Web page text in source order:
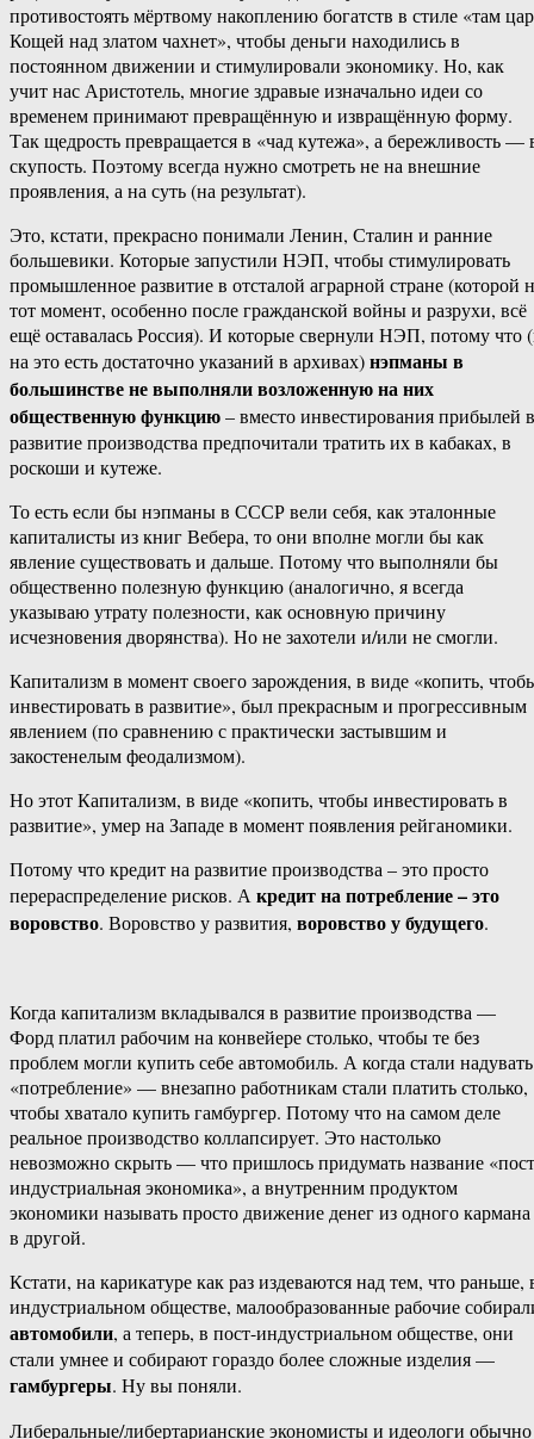
противостоять мёртвому накоплению богатств в стиле «там
Кощей над златом чахнет», чтобы деньги находились в
постоянном движении и стимулировали экономику. Но, как
учит нас Аристотель, многие здравые изначально идеи со
временем принимают превращённую и извращённую форму.
Так щедрость превращается в «чад кутежа», а бережливость —
скупость. Поэтому всегда нужно смотреть не на внешние
проявления, а на суть (на результат).
Это, кстати, прекрасно понимали Ленин, Сталин и ранние
большевики. Которые запустили НЭП, чтобы стимулировать
промышленное развитие в отсталой аграрной стране (которой
тот момент, особенно после гражданской войны и разрухи, всё
ещё оставалась Россия). И которые свернули НЭП, потому что
на это есть достаточно указаний в архивах)нэпманы в
большинстве не выполняли возложенную на них
общественную функцию– вместо инвестирования прибылей в
развитие производства предпочитали тратить их в кабаках, в
роскоши и кутеже.
То есть если бы нэпманы в СССР вели себя, как эталонные
капиталисты из книг Вебера, то они вполне могли бы как
явление существовать и дальше. Потому что выполняли бы
общественно полезную функцию (аналогично, я всегда
указываю утрату полезности, как основную причину
исчезновения дворянства). Но не захотели и/или не смогли.
Капитализм в момент своего зарождения, в виде «копить,
инвестировать в развитие», был прекрасным и прогрессивным
явлением (по сравнению с практически застывшим и
закостенелым феодализмом).
Но этот Капитализм, в виде «копить, чтобы инвестировать в
развитие», умер на Западе в момент появления рейганомики.
Потому что кредит на развитие производства – это просто
перераспределение рисков. Акредит на потребление – это
воровство. Воровство у развития, воровство у будущего.
Когда капитализм вкладывался в развитие производства —
Форд платил рабочим на конвейере столько, чтобы те без
проблем могли купить себе автомобиль. А когда стали надувать
«потребление» — внезапно работникам стали платить столько,
чтобы хватало купить гамбургер. Потому что на самом деле
реальное производство коллапсирует. Это настолько
невозможно скрыть — что пришлось придумать название
индустриальная экономика», а внутренним продуктом
экономики называть просто движение денег из одного кармана
в другой.
Кстати, на карикатуре как раз издеваются над тем, что раньше,
индустриальном обществе, малообразованные рабочие
автомобили, а теперь, в пост-индустриальном обществе, они
стали умнее и собирают гораздо более сложные изделия —
гамбургеры. Ну вы поняли.
Либеральные/либертарианские экономисты и идеологи обычно